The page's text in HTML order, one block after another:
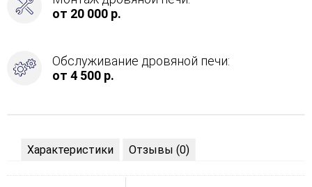
от 20 000 р.
Обслуживание дровяной печи:
от 4 500 р.
Характеристики Отзывы (0)